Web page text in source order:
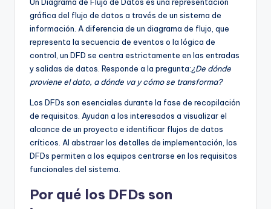
d
U
gráfica del flujo de datos a través de un sistema de
información. A diferencia de un diagrama de flujo, que
representa la secuencia de eventos o la lógica de
control, un DFD se centra estrictamente en las entradas
y salidas de datos. Responde a la pregunta:¿De dónde
proviene el dato, a dónde va y cómo se transforma?
Los DFDs son esenciales durante la fase de recopilación
de requisitos. Ayudan a los interesados a visualizar el
alcance de un proyecto e identificar flujos de datos
críticos. Al abstraer los detalles de implementación, los
DFDs permiten a los equipos centrarse en los requisitos
funcionales del sistema.
Por qué los DFDs son